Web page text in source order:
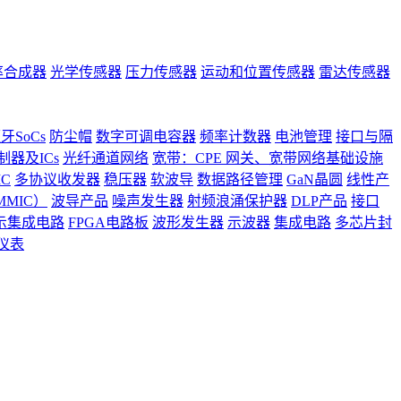
合成器 光学传感器 压力传感器 运动和位置传感器 雷达传感器
SoCs 防尘帽 数字可调电容器 频率计数器 电池管理 接口与隔
器及ICs 光纤通道网络 宽带：CPE 网关、宽带网络基础设施
多协议收发器 稳压器 软波导 数据路径管理 GaN晶圆 线性产
）
波导产品 噪声发生器 射频浪涌保护器 DLP产品 接口
集成电路 FPGA电路板 波形发生器 示波器 集成电路 多芯片封
表